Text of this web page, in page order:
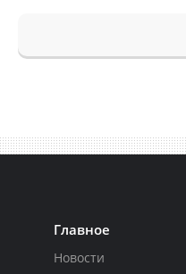
Главное
Новости